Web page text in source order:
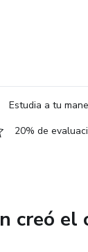
Estudia a tu
20% de
creó el